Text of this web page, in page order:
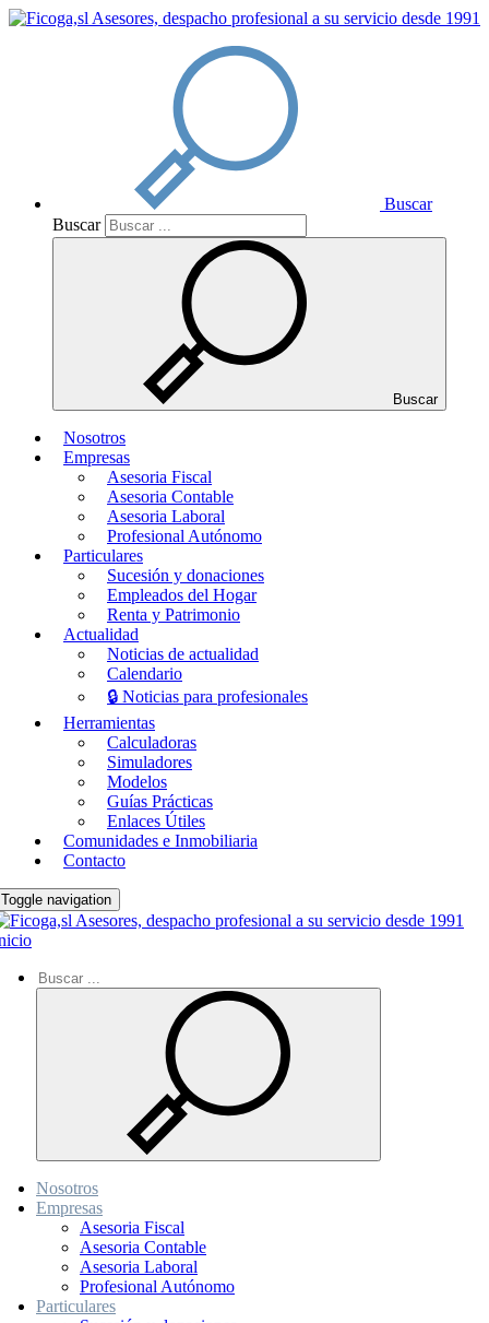
Buscar
Buscar
Buscar
Nosotros
Empresas
Asesoria Fiscal
Asesoria Contable
Asesoria Laboral
Profesional Autónomo
Particulares
Sucesión y donaciones
Empleados del Hogar
Renta y Patrimonio
Actualidad
Noticias de actualidad
Calendario
🔒 Noticias para profesionales
Herramientas
Calculadoras
Simuladores
Modelos
Guías Prácticas
Enlaces Útiles
Comunidades e Inmobiliaria
Contacto
Toggle navigation
Nosotros
Empresas
Asesoria Fiscal
Asesoria Contable
Asesoria Laboral
Profesional Autónomo
Particulares